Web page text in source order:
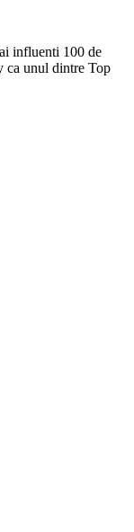
influenti 100 de
ca unul dintre Top